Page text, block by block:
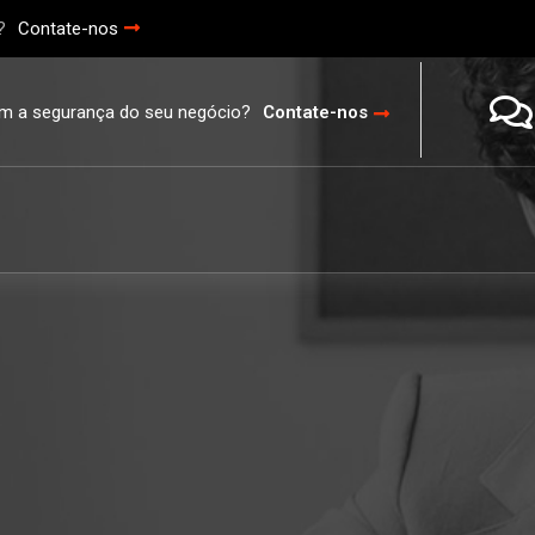
Contate-nos
a segurança do seu negócio? Contate-nos